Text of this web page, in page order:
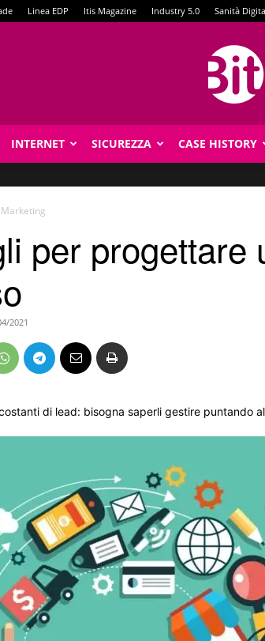
Linea EDP Itis Magazine Industry 5.0 Sanità
INTERNET SICUREZZA CASE HISTORY
per progettare
2021
di lead: bisogna saperli gestire puntando